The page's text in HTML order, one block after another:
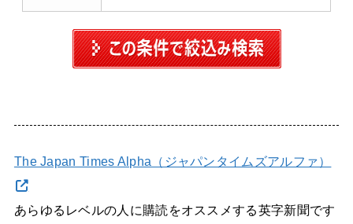
The Japan Times Alpha（ジャパンタイムズアルファ）
あらゆるレベルの人に購読をオススメする英字新聞です